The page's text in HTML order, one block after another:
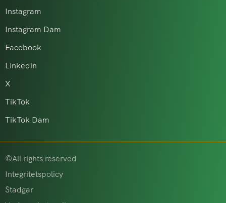
Instagram
Instagram Dam
Facebook
Linkedin
X
TikTok
TikTok Dam
©All rights reserved
Integritetspolicy
Stadgar